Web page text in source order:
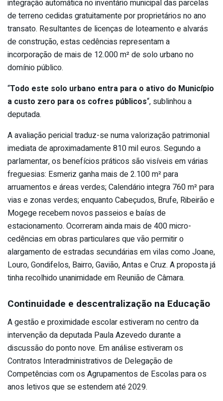
integração automática no inventário municipal das parcelas
de terreno cedidas gratuitamente por proprietários no ano
transato. Resultantes de licenças de loteamento e alvarás
de construção, estas cedências representam a
incorporação de mais de 12.000 m² de solo urbano no
domínio público.
“Todo este solo urbano entra para o ativo do Município
a custo zero para os cofres públicos“, sublinhou a
deputada.
A avaliação pericial traduz-se numa valorização patrimonial
imediata de aproximadamente 810 mil euros. Segundo a
parlamentar, os benefícios práticos são visíveis em várias
freguesias: Esmeriz ganha mais de 2.100 m² para
arruamentos e áreas verdes; Calendário integra 760 m² para
vias e zonas verdes; enquanto Cabeçudos, Brufe, Ribeirão e
Mogege recebem novos passeios e baías de
estacionamento. Ocorreram ainda mais de 400 micro-
cedências em obras particulares que vão permitir o
alargamento de estradas secundárias em vilas como Joane,
Louro, Gondifelos, Bairro, Gavião, Antas e Cruz. A proposta já
tinha recolhido unanimidade em Reunião de Câmara.
Continuidade e descentralização na Educação
A gestão e proximidade escolar estiveram no centro da
intervenção da deputada Paula Azevedo durante a
discussão do ponto nove. Em análise estiveram os
Contratos Interadministrativos de Delegação de
Competências com os Agrupamentos de Escolas para os
anos letivos que se estendem até 2029.